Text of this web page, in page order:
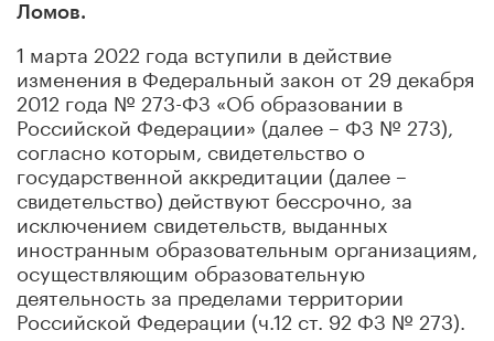
Ломов.
1 марта 2022 года вступили в действие
изменения в Федеральный закон от 29 декабря
2012 года № 273-ФЗ «Об образовании в
Российской Федерации» (далее – ФЗ № 273),
согласно которым, свидетельство о
государственной аккредитации (далее –
cвидетельство) действуют бессрочно, за
исключением свидетельств, выданных
иностранным образовательным организациям,
осуществляющим образовательную
деятельность за пределами территории
Российской Федерации (ч.12 ст. 92 ФЗ № 273).